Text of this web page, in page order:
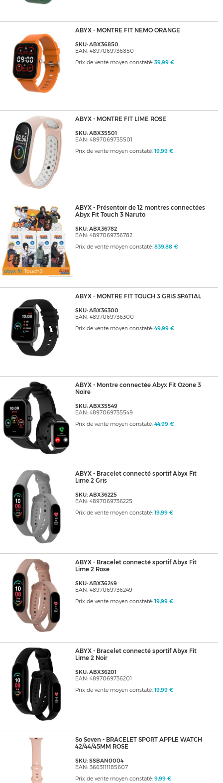
ABYX - MONTRE FIT NEMO ORANGE
SKU: ABX36850
EAN: 4897069736850
Prix de vente moyen constaté: 39,99 €
ABYX - MONTRE FIT LIME ROSE
SKU: ABX35501
EAN: 4897069735501
Prix de vente moyen constaté: 19,99 €
ABYX - Présentoir de 12 montres connectées
Abyx Fit Touch 3 Naruto
SKU: ABX36782
EAN: 4897069736782
Prix de vente moyen constaté: 839,88 €
ABYX - MONTRE FIT TOUCH 3 GRIS SPATIAL
SKU: ABX36300
EAN: 4897069736300
Prix de vente moyen constaté: 49,99 €
ABYX - Montre connectée Abyx Fit Ozone 3
Noire
SKU: ABX35549
EAN: 4897069735549
Prix de vente moyen constaté: 44,99 €
ABYX - Bracelet connecté sportif Abyx Fit
Lime 2 Gris
SKU: ABX36225
EAN: 4897069736225
Prix de vente moyen constaté: 19,99 €
ABYX - Bracelet connecté sportif Abyx Fit
Lime 2 Rose
SKU: ABX36249
EAN: 4897069736249
Prix de vente moyen constaté: 19,99 €
ABYX - Bracelet connecté sportif Abyx Fit
Lime 2 Noir
SKU: ABX36201
EAN: 4897069736201
Prix de vente moyen constaté: 19,99 €
So Seven - BRACELET SPORT APPLE WATCH
42/44/45MM ROSE
SKU: SSBAN0004
EAN: 3663111185607
Prix de vente moyen constaté: 9,99 €